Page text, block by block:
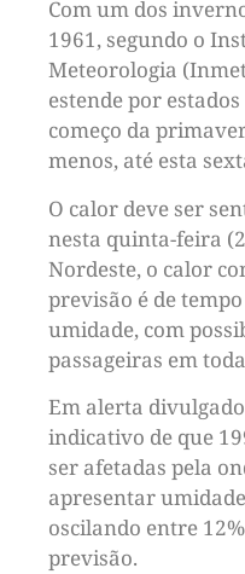
Com um dos
1961, segundo o
Meteorologia
estende por
começo da
menos, até esta
O calor deve ser
nesta quinta-feira
Nordeste, o calor
previsão é de
umidade, com
passageiras em
Em alerta
indicativo de que
ser afetadas pela
apresentar
oscilando entre
previsão.